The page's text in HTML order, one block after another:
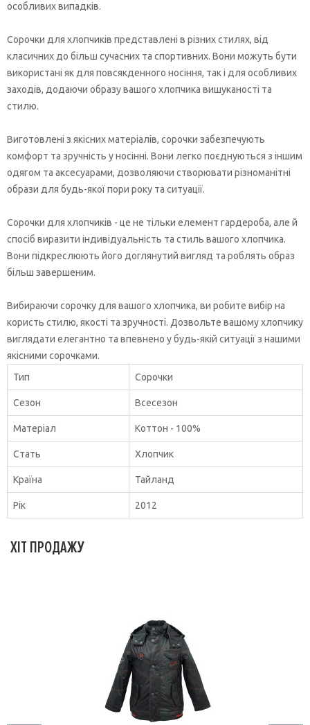
особливих випадків.
Сорочки для хлопчиків представлені в різних стилях, від
класичних до більш сучасних та спортивних. Вони можуть бути
використані як для повсякденного носіння, так і для особливих
заходів, додаючи образу вашого хлопчика вишуканості та
стилю.
Виготовлені з якісних матеріалів, сорочки забезпечують
комфорт та зручність у носінні. Вони легко поєднуються з іншим
одягом та аксесуарами, дозволяючи створювати різноманітні
образи для будь-якої пори року та ситуації.
Сорочки для хлопчиків - це не тільки елемент гардероба, але й
спосіб виразити індивідуальність та стиль вашого хлопчика.
Вони підкреслюють його доглянутий вигляд та роблять образ
більш завершеним.
Вибираючи сорочку для вашого хлопчика, ви робите вибір на
користь стилю, якості та зручності. Дозвольте вашому хлопчику
виглядати елегантно та впевнено у будь-якій ситуації з нашими
якісними сорочками.
Тип
Сорочки
Сезон Всесезон
Матеріал Коттон - 100%
Стать Хлопчик
Країна Тайланд
Рік 2012
ХІТ ПРОДАЖУ